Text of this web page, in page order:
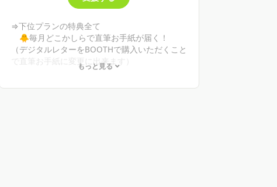
⇒下位プランの特典全て
🐥毎月どこかしらで直筆お手紙が届く！
（デジタルレターをBOOTHで購入いただくこと
で直筆お手紙に変更に出来ます）
↑BOOTHで100円の商品購入いただくこと
もっと見る